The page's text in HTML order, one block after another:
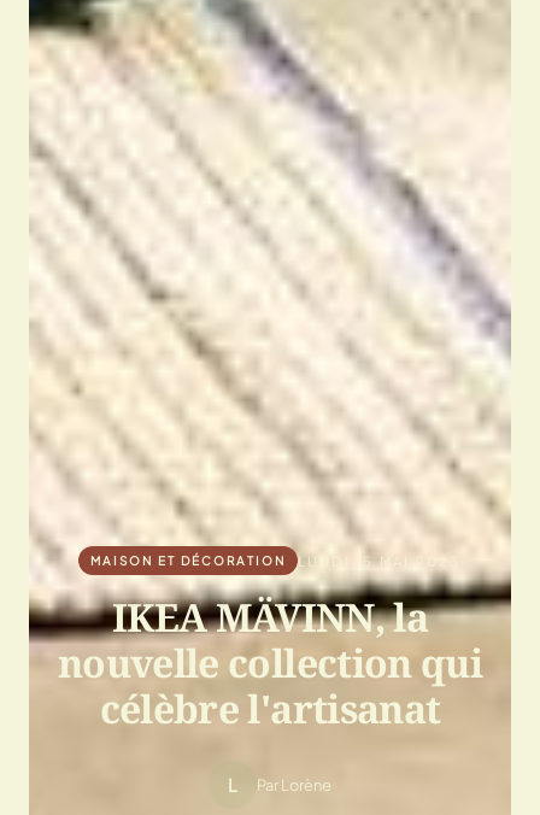
MAISON ET DÉCORATION LUNDI 15 MAI 2023
IKEA MÄVINN, la
nouvelle collection qui
célèbre l'artisanat
L Par Lorène